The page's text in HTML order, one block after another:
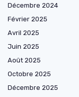
Décembre 2024
Février 2025
Avril 2025
Juin 2025
Août 2025
Octobre 2025
Décembre 2025